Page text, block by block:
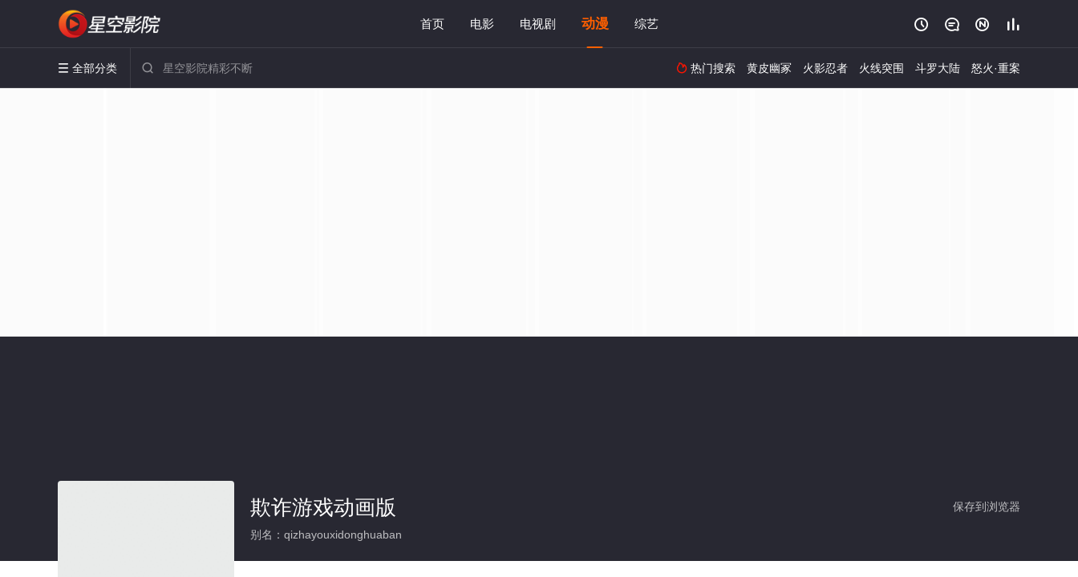
首页 电影 电视剧 动漫 综艺    
 全部分类   热门搜索 黄皮幽冢 火影忍者 火线突围 斗罗大陆 怒火·重案
保存到浏览器
欺诈游戏动画版
别名：qizhayouxidonghuaban